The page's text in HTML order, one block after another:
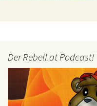
Der Rebell.at Podcast!